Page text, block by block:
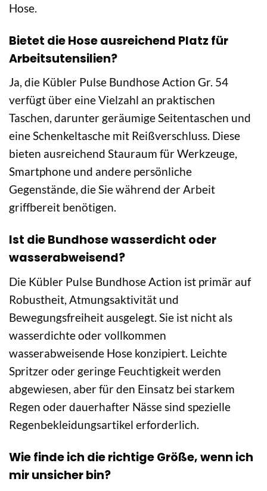
Hose.
Bietet die Hose ausreichend Platz für
Arbeitsutensilien?
Ja, die Kübler Pulse Bundhose Action Gr. 54
verfügt über eine Vielzahl an praktischen
Taschen, darunter geräumige Seitentaschen und
eine Schenkeltasche mit Reißverschluss. Diese
bieten ausreichend Stauraum für Werkzeuge,
Smartphone und andere persönliche
Gegenstände, die Sie während der Arbeit
griffbereit benötigen.
Ist die Bundhose wasserdicht oder
wasserabweisend?
Die Kübler Pulse Bundhose Action ist primär auf
Robustheit, Atmungsaktivität und
Bewegungsfreiheit ausgelegt. Sie ist nicht als
wasserdichte oder vollkommen
wasserabweisende Hose konzipiert. Leichte
Spritzer oder geringe Feuchtigkeit werden
abgewiesen, aber für den Einsatz bei starkem
Regen oder dauerhafter Nässe sind spezielle
Regenbekleidungsartikel erforderlich.
Wie finde ich die richtige Größe, wenn ich
mir unsicher bin?